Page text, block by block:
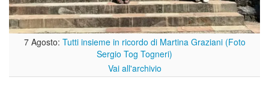
7 Agosto: Tutti insieme in ricordo di Martina Graziani (Foto
Sergio Tog Togneri)
Vai all'archivio